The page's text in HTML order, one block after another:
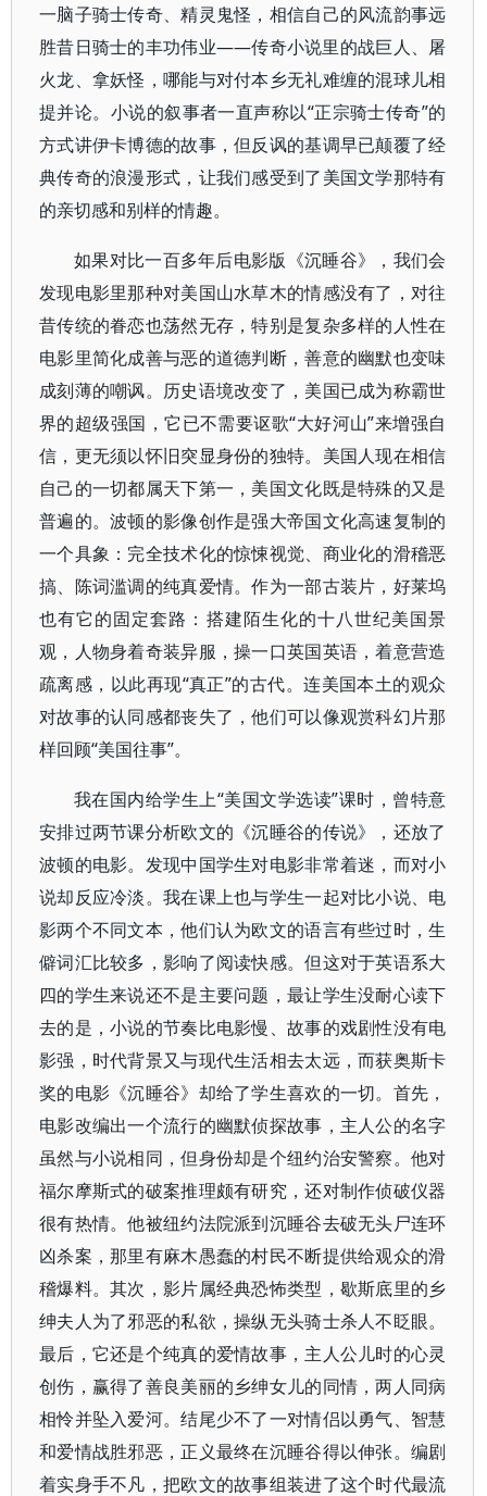
一脑子骑士传奇、精灵鬼怪，相信自己的风流韵事远
胜昔日骑士的丰功伟业——传奇小说里的战巨人、屠
火龙、拿妖怪，哪能与对付本乡无礼难缠的混球儿相
提并论。小说的叙事者一直声称以“正宗骑士传奇”的
方式讲伊卡博德的故事，但反讽的基调早已颠覆了经
典传奇的浪漫形式，让我们感受到了美国文学那特有
的亲切感和别样的情趣。
如果对比一百多年后电影版《沉睡谷》，我们会
发现电影里那种对美国山水草木的情感没有了，对往
昔传统的眷恋也荡然无存，特别是复杂多样的人性在
电影里简化成善与恶的道德判断，善意的幽默也变味
成刻薄的嘲讽。历史语境改变了，美国已成为称霸世
界的超级强国，它已不需要讴歌“大好河山”来增强自
信，更无须以怀旧突显身份的独特。美国人现在相信
自己的一切都属天下第一，美国文化既是特殊的又是
普遍的。波顿的影像创作是强大帝国文化高速复制的
一个具象：完全技术化的惊悚视觉、商业化的滑稽恶
搞、陈词滥调的纯真爱情。作为一部古装片，好莱坞
也有它的固定套路：搭建陌生化的十八世纪美国景
观，人物身着奇装异服，操一口英国英语，着意营造
疏离感，以此再现“真正”的古代。连美国本土的观众
对故事的认同感都丧失了，他们可以像观赏科幻片那
样回顾“美国往事”。
我在国内给学生上“美国文学选读”课时，曾特意
安排过两节课分析欧文的《沉睡谷的传说》，还放了
波顿的电影。发现中国学生对电影非常着迷，而对小
说却反应冷淡。我在课上也与学生一起对比小说、电
影两个不同文本，他们认为欧文的语言有些过时，生
僻词汇比较多，影响了阅读快感。但这对于英语系大
四的学生来说还不是主要问题，最让学生没耐心读下
去的是，小说的节奏比电影慢、故事的戏剧性没有电
影强，时代背景又与现代生活相去太远，而获奥斯卡
奖的电影《沉睡谷》却给了学生喜欢的一切。首先，
电影改编出一个流行的幽默侦探故事，主人公的名字
虽然与小说相同，但身份却是个纽约治安警察。他对
福尔摩斯式的破案推理颇有研究，还对制作侦破仪器
很有热情。他被纽约法院派到沉睡谷去破无头尸连环
凶杀案，那里有麻木愚蠢的村民不断提供给观众的滑
稽爆料。其次，影片属经典恐怖类型，歇斯底里的乡
绅夫人为了邪恶的私欲，操纵无头骑士杀人不眨眼。
最后，它还是个纯真的爱情故事，主人公儿时的心灵
创伤，赢得了善良美丽的乡绅女儿的同情，两人同病
相怜并坠入爱河。结尾少不了一对情侣以勇气、智慧
和爱情战胜邪恶，正义最终在沉睡谷得以伸张。编剧
着实身手不凡，把欧文的故事组装进了这个时代最流